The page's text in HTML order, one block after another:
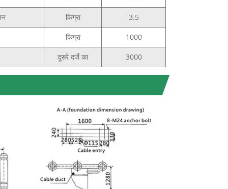
किग्रा 3.5
किग्रा 1000
दूसरे दर्जे का 3000